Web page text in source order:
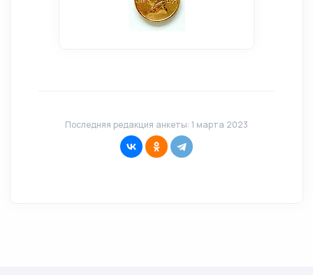
Последняя редакция анкеты: 1 марта 2023